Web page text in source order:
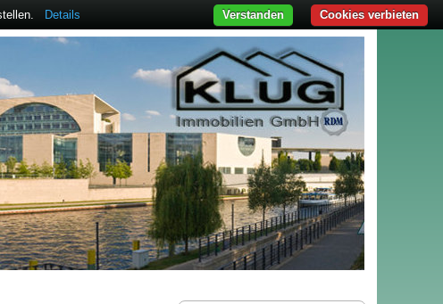
Details Cookies verbieten
Verstanden